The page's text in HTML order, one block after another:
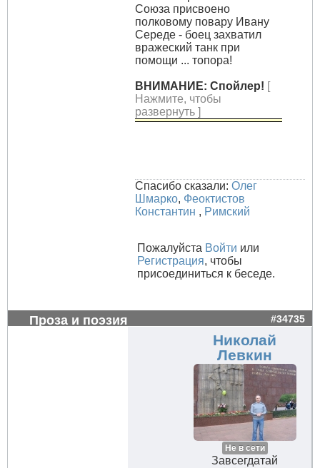
Союза присвоено
полковому повару Ивану
Середе - боец захватил
вражеский танк при
помощи ... топора!
ВНИМАНИЕ: Спойлер! [
Нажмите, чтобы
развернуть ]
Спасибо сказали: Олег
Шмарко, Феоктистов
Константин , Римский
Пожалуйста Войти или
Регистрация, чтобы
присоединиться к беседе.
Проза и поэзия #34735
Николай
Левкин
Не в сети
Завсегдатай